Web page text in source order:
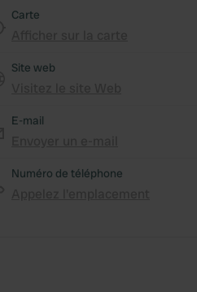
Carte
Site web
E-mail
Numéro de téléphone